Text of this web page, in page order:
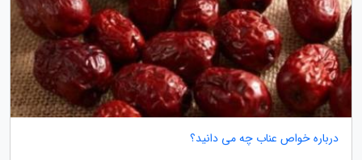
درباره خواص عناب چه می دانید؟